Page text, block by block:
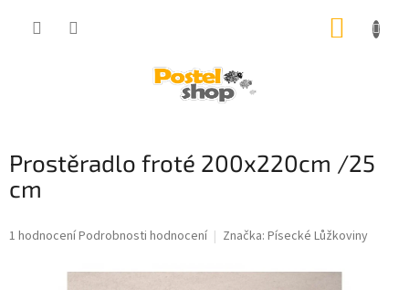
Prostěradlo froté 200x220cm /25
cm
Průměrné
1 hodnoceníPodrobnosti hodnocení Značka: Písecké Lůžkoviny